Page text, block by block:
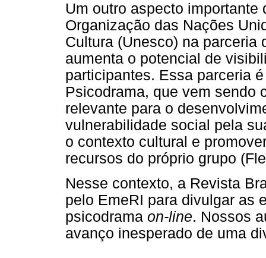
Um outro aspecto
Organização das Nações
Cultura (Unesco) na parceria
aumenta o potencial de
participantes. Essa parceria
Psicodrama, que vem sendo
relevante para o
vulnerabilidade social pela
o contexto cultural e
recursos do próprio grupo
Nesse contexto, a Revista
pelo EmeRI para divulgar as
psicodrama on-line. Nossos
avanço inesperado de uma